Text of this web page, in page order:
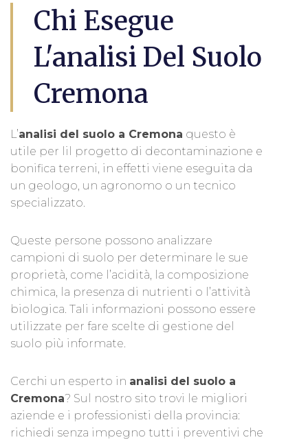
Chi Esegue
L'analisi Del Suolo
Cremona
L’analisi del suolo a Cremona questo è
utile per lil progetto di decontaminazione e
bonifica terreni, in effetti viene eseguita da
un geologo, un agronomo o un tecnico
specializzato.
Queste persone possono analizzare
campioni di suolo per determinare le sue
proprietà, come l’acidità, la composizione
chimica, la presenza di nutrienti o l’attività
biologica. Tali informazioni possono essere
utilizzate per fare scelte di gestione del
suolo più informate.
Cerchi un esperto in analisi del suolo a
Cremona? Sul nostro sito trovi le migliori
aziende e i professionisti della provincia:
richiedi senza impegno tutti i preventivi che